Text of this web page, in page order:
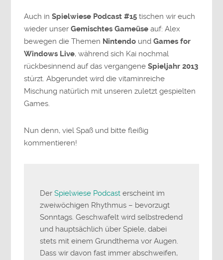
Auch inSpielwiese Podcast #15 tischen wir euch
wieder unser Gemischtes Gameüse auf: Alex
bewegen die Themen Nintendo undGames for
Windows Live, während sich Kai nochmal
rückbesinnend auf das vergangeneSpieljahr 2013
stürzt. Abgerundet wird die vitaminreiche
Mischung natürlich mit unseren zuletzt gespielten
Games.
Nun denn, viel Spaß und bitte fleißig
kommentieren!
DerSpielwiese Podcast erscheint im
zweiwöchigen Rhythmus – bevorzugt
Sonntags. Geschwafelt wird selbstredend
und hauptsächlich über Spiele, dabei
stets mit einem Grundthema vor Augen.
Dass wir davon fast immer abschweifen,